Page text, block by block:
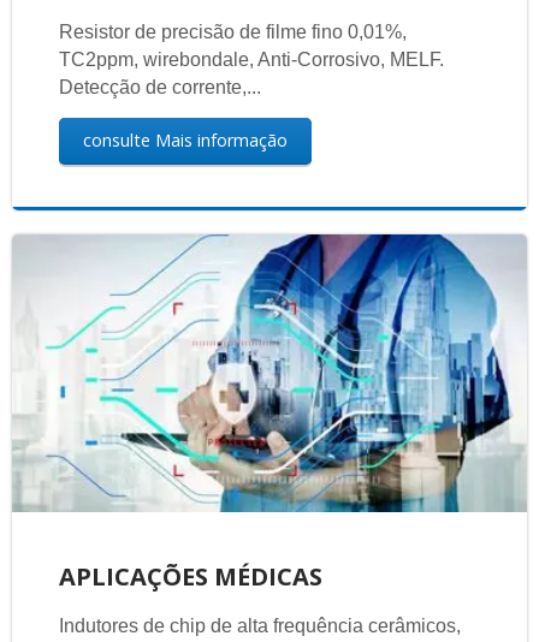
Resistor de precisão de filme fino 0,01%,
TC2ppm, wirebondale, Anti-Corrosivo, MELF.
Detecção de corrente,...
consulte Mais informação
APLICAÇÕES MÉDICAS
Indutores de chip de alta frequência cerâmicos,